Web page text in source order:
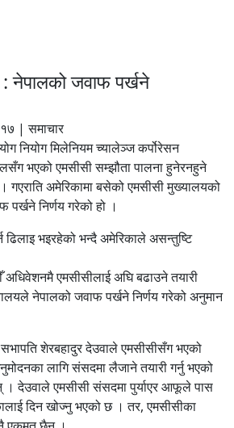
: नेपालको जवाफ पर्खने
| समाचार
नियोग मिलेनियम च्यालेञ्ज कर्पोरेसन
भएको एमसीसी सम्झौता पालना हुनेरनहुने
गएराति अमेरिकामा बसेको एमसीसी मुख्यालयको
निर्णय गरेको हो ।
ढिलाइ भइरहेको भन्दै अमेरिकाले असन्तुष्टि
एमसीसीलाई अघि बढाउने तयारी
नेपालको जवाफ पर्खने निर्णय गरेको अनुमान
शेरबहादुर देउवाले एमसीसीसँग भएको
लागि संसदमा लैजाने तयारी गर्नु भएको
देउवाले एमसीसी संसदमा पुर्याएर आफूले पास
दिन खोज्नु भएको छ । तर, एमसीसीका